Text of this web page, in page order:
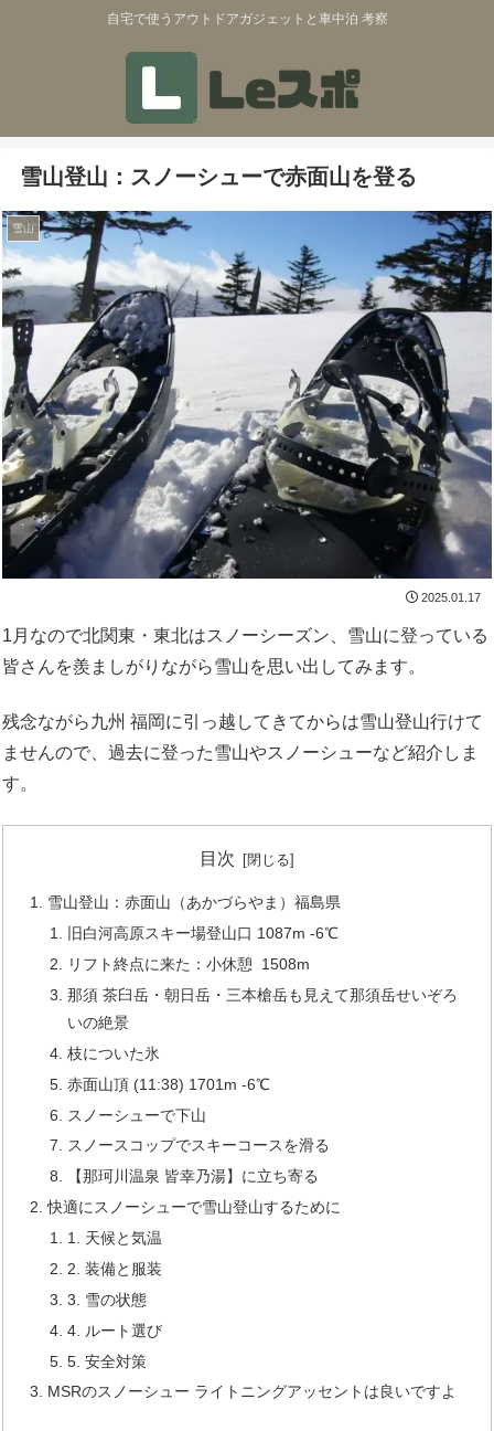
自宅で使うアウトドアガジェットと車中泊 考察
雪山登山：スノーシューで赤面山を登る
雪山
2025.01.17
1月なので北関東・東北はスノーシーズン、雪山に登っている
皆さんを羨ましがりながら雪山を思い出してみます。
残念ながら九州 福岡に引っ越してきてからは雪山登山行けて
ませんので、過去に登った雪山やスノーシューなど紹介しま
す。
目次
雪山登山：赤面山（あかづらやま）福島県
旧白河高原スキー場登山口 1087m -6℃
リフト終点に来た：小休憩 1508m
那須 茶臼岳・朝日岳・三本槍岳も見えて那須岳せいぞろ
いの絶景
枝についた氷
赤面山頂 (11:38) 1701m -6℃
スノーシューで下山
スノースコップでスキーコースを滑る
【那珂川温泉 皆幸乃湯】に立ち寄る
快適にスノーシューで雪山登山するために
1. 天候と気温
2. 装備と服装
3. 雪の状態
4. ルート選び
5. 安全対策
MSRのスノーシュー ライトニングアッセントは良いですよ